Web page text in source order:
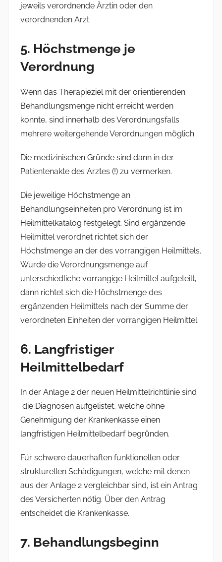
jeweils verordnende Ärztin oder den
verordnenden Arzt.
5. Höchstmenge je
Verordnung
Wenn das Therapieziel mit der orientierenden
Behandlungsmenge nicht erreicht werden
konnte, sind innerhalb des Verordnungsfalls
mehrere weitergehende Verordnungen möglich.
Die medizinischen Gründe sind dann in der
Patientenakte des Arztes (!) zu vermerken.
Die jeweilige Höchstmenge an
Behandlungseinheiten pro Verordnung ist im
Heilmittelkatalog festgelegt. Sind ergänzende
Heilmittel verordnet richtet sich der
Höchstmenge an der des vorrangigen Heilmittels.
Wurde die Verordnungsmenge auf
unterschiedliche vorrangige Heilmittel aufgeteilt,
dann richtet sich die Höchstmenge des
ergänzenden Heilmittels nach der Summe der
verordneten Einheiten der vorrangigen Heilmittel.
6. Langfristiger
Heilmittelbedarf
In der Anlage 2 der neuen Heilmittelrichtlinie sind
die Diagnosen aufgelistet, welche ohne
Genehmigung der Krankenkasse einen
langfristigen Heilmittelbedarf begründen.
Für schwere dauerhaften funktionellen oder
strukturellen Schädigungen, welche mit denen
aus der Anlage 2 vergleichbar sind, ist ein Antrag
des Versicherten nötig. Über den Antrag
entscheidet die Krankenkasse.
7. Behandlungsbeginn